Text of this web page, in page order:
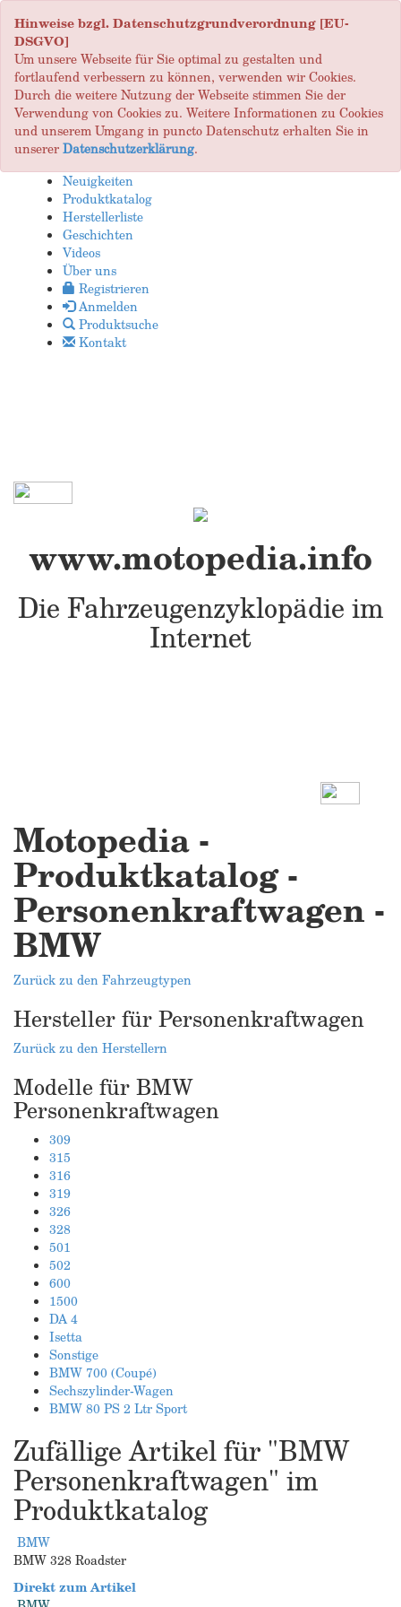
Hinweise bzgl. Datenschutzgrundverordnung [EU-
DSGVO]
Um unsere Webseite für Sie optimal zu gestalten und
fortlaufend verbessern zu können, verwenden wir Cookies.
Durch die weitere Nutzung der Webseite stimmen Sie der
Verwendung von Cookies zu. Weitere Informationen zu Cookies
und unserem Umgang in puncto Datenschutz erhalten Sie in
unsererDatenschutzerklärung.
Neuigkeiten
Produktkatalog
Herstellerliste
Geschichten
Videos
Über uns
Registrieren
Anmelden
Produktsuche
Kontakt
www.motopedia.info
Die Fahrzeugenzyklopädie im
Internet
Motopedia -
Produktkatalog -
Personenkraftwagen -
BMW
Zurück zu den Fahrzeugtypen
Hersteller für Personenkraftwagen
Zurück zu den Herstellern
Modelle für BMW
Personenkraftwagen
309
315
316
319
326
328
501
502
600
1500
DA 4
Isetta
Sonstige
BMW 700 (Coupé)
Sechszylinder-Wagen
BMW 80 PS 2 Ltr Sport
Zufällige Artikel für "BMW
Personenkraftwagen" im
Produktkatalog
BMW
BMW 328 Roadster
Direkt zum Artikel